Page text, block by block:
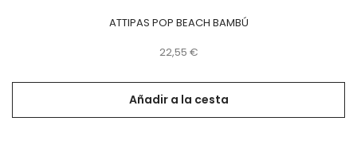
ATTIPAS POP BEACH BAMBÚ
Precio
22,55 €
Añadir a la cesta